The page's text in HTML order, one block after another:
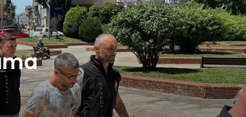
Kaybolan 92 Yaşındaki Adam
Ormanda Bulundu
Adana’da Öğrencinin Boğulma
Tehlikesi